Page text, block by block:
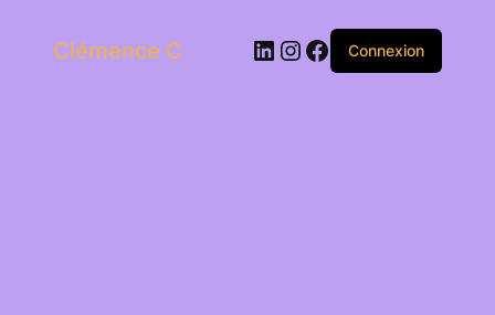
Clémence C LinkedIn
Instagram
Facebook
Connexion